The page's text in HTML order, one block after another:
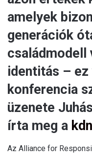
amelyek
generációk
családmodell
identitás – ez
konferencia
üzenete
írta meg a
Az Alliance for